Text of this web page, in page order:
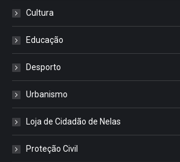
Cultura
Educação
Desporto
Urbanismo
Loja de Cidadão de Nelas
Proteção Civil